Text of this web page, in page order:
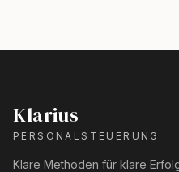
Klarius
PERSONALSTEUERUNG
Klare Methoden für klare